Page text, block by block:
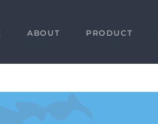
ABOUT PRODUCT